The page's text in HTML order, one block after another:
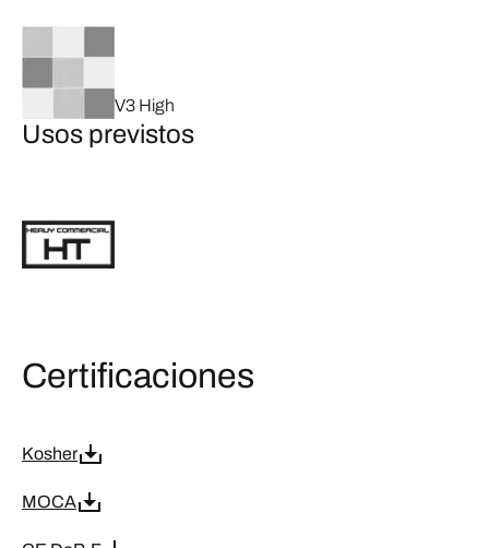
V3 High
Usos previstos
Certificaciones
Kosher
MOCA